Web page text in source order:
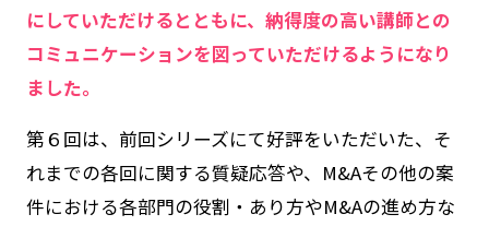
にしていただけるとともに、納得度の高い講師との
コミュニケーションを図っていただけるようになり
ました。
第６回は、前回シリーズにて好評をいただいた、そ
れまでの各回に関する質疑応答や、 M&Aその他の案
件における各部門の役割・あり方やM&Aの進め方な